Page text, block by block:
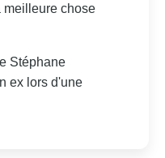
meilleure chose
Stéphane
ex lors d'une